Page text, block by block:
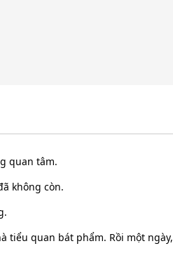
quan tâm.
không còn.
tiểu quan bát phẩm. Rồi một ngày,